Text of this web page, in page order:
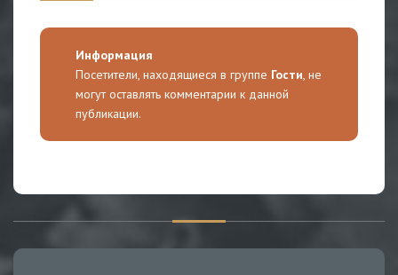
Информация
Посетители, находящиеся в группе Гости, не
могут оставлять комментарии к данной
публикации.